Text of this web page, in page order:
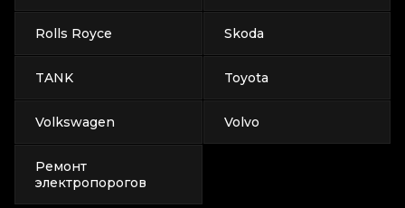
Rolls Royce Skoda
TANK Toyota
Volkswagen Volvo
Ремонт
электропорогов